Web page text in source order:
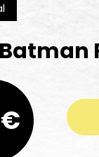
Batman Rain and red